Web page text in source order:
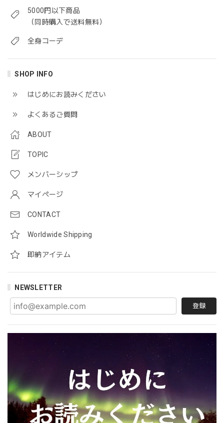
5000円以下商品
（同時購入で送料無料）
全身コーデ
SHOP INFO
はじめにお読みください
よくあるご質問
ABOUT
TOPIC
メンバーシップ
マイページ
CONTACT
Worldwide Shipping
即納アイテム
NEWSLETTER
登録